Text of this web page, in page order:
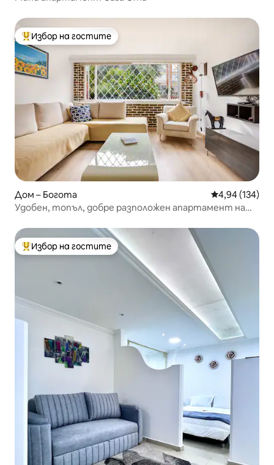
Най-популярен избор на гостите
Избор на гостите
Дом – Богота Средна
4,94 (134)
Удобен, топъл, добре разположен апартамент на
Най-популярен избор на гостите
Избор на гостите